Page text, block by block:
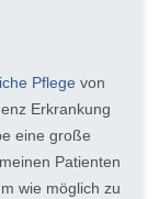
Pflege von
Erkrankung
eine große
Patienten
wie möglich zu